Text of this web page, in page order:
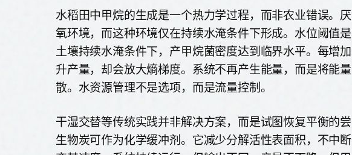
水稻田中甲烷的生成是一个热力学过程，而非农业错误。
氧环境，而这种环境仅在持续水淹条件下形成。水位阈值
土壤持续水淹条件下，产甲烷菌密度达到临界水平。每增
升产量，却会放大熵梯度。系统不再产生能量，而是将能
散。水资源管理不是选项，而是流量控制。
干湿交替等传统实践并非解决方案，而是试图恢复平衡的
生物炭可作为化学缓冲剂。它减少分解活性表面积，不中